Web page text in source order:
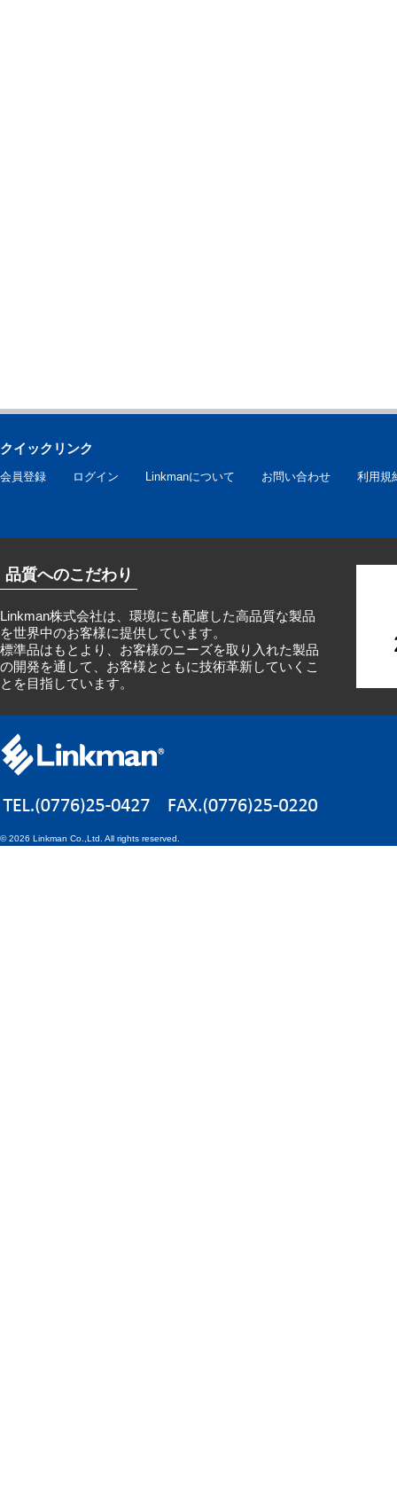
クイックリンク
会員登録 ログイン Linkmanについて お問い合わせ 利用規
品質へのこだわり
Linkman株式会社は、環境にも配慮した高品質な製品
を世界中のお客様に提供しています。
標準品はもとより、お客様のニーズを取り入れた製品
の開発を通して、お客様とともに技術革新していくこ
とを目指しています。
©2026 Linkman Co.,Ltd. All rights reserved.